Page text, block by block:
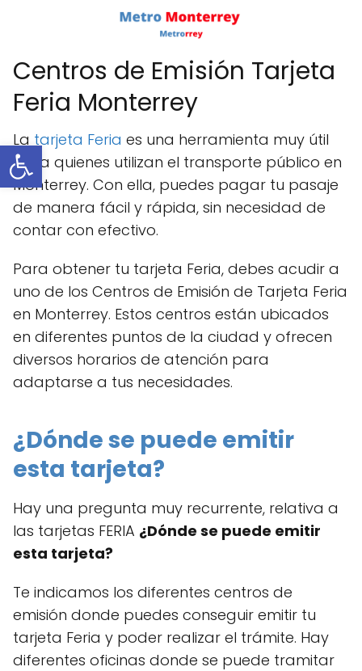
Abrir barra de herramientas
Centros de Emisión Tarjeta
Feria Monterrey
La tarjeta Feria es una herramienta muy útil
para quienes utilizan el transporte público en
Monterrey. Con ella, puedes pagar tu pasaje
de manera fácil y rápida, sin necesidad de
contar con efectivo.
Para obtener tu tarjeta Feria, debes acudir a
uno de los Centros de Emisión de Tarjeta Feria
en Monterrey. Estos centros están ubicados
en diferentes puntos de la ciudad y ofrecen
diversos horarios de atención para
adaptarse a tus necesidades.
¿Dónde se puede emitir
esta tarjeta?
Hay una pregunta muy recurrente, relativa a
las tarjetas FERIA ¿Dónde se puede emitir
esta tarjeta?
Te indicamos los diferentes centros de
emisión donde puedes conseguir emitir tu
tarjeta Feria y poder realizar el trámite. Hay
diferentes oficinas donde se puede tramitar